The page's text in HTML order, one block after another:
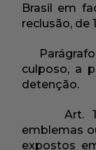
Brasil em
reclusão, de
Parágrafo
culposo, a
detenção.
Art. 18.
emblemas
expostos